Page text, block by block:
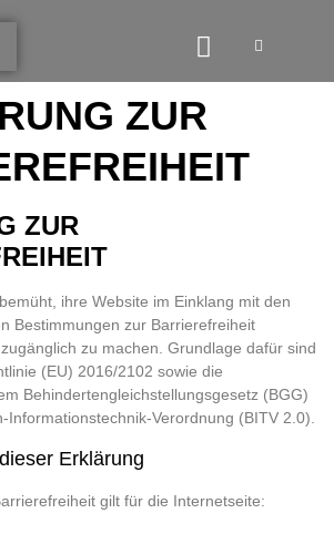
ZUR
ZUR
ihre Website im Einklang mit den
Bestimmungen zur Barrierefreiheit
zu machen. Grundlage dafür sind
(EU) 2016/2102 sowie die
Behindertengleichstellungsgesetz (BGG)
Informationstechnik-Verordnung (BITV 2.0).
Erklärung
gilt für die Internetseite: